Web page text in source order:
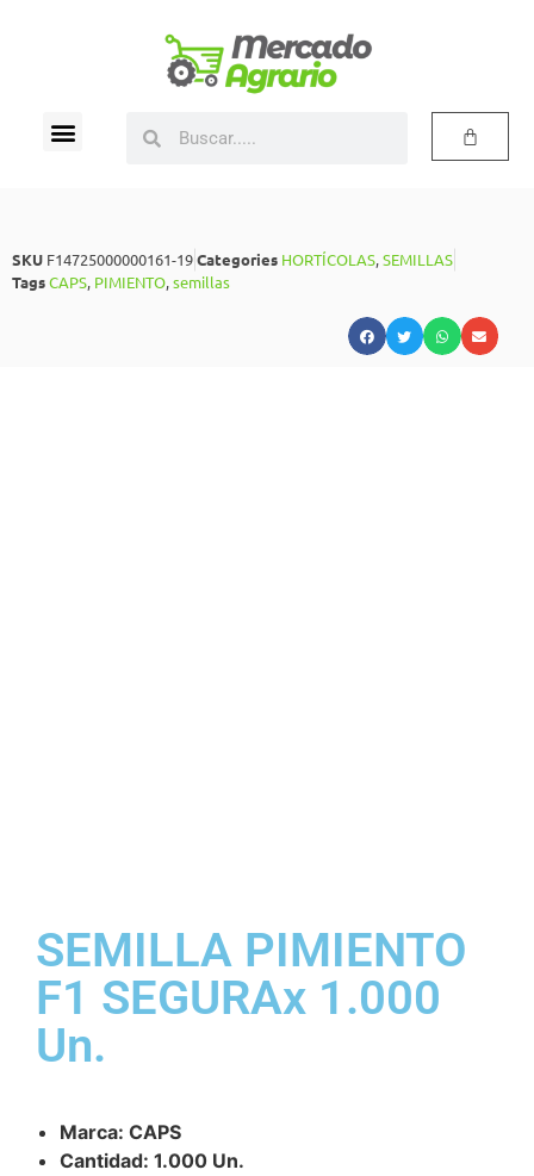
SKU F14725000000161-19Categories HORTÍCOLAS,SEMILLAS
TagsCAPS, PIMIENTO,semillas
SEMILLA PIMIENTO
F1 SEGURAx 1.000
Un.
Marca: CAPS
Cantidad: 1.000 Un.